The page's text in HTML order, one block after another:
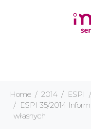
Home 2014 ESPI
ESPI 35/2014
własnych